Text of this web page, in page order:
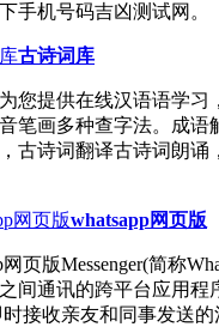
手机号码吉凶测试网。
古诗词库
您提供在线汉语语学习
笔画多种查字法。成语
古诗词翻译古诗词朗诵
whatsapp网页版
网页版Messenger(简称
间通讯的跨平台应用程
接收亲友和同事发送